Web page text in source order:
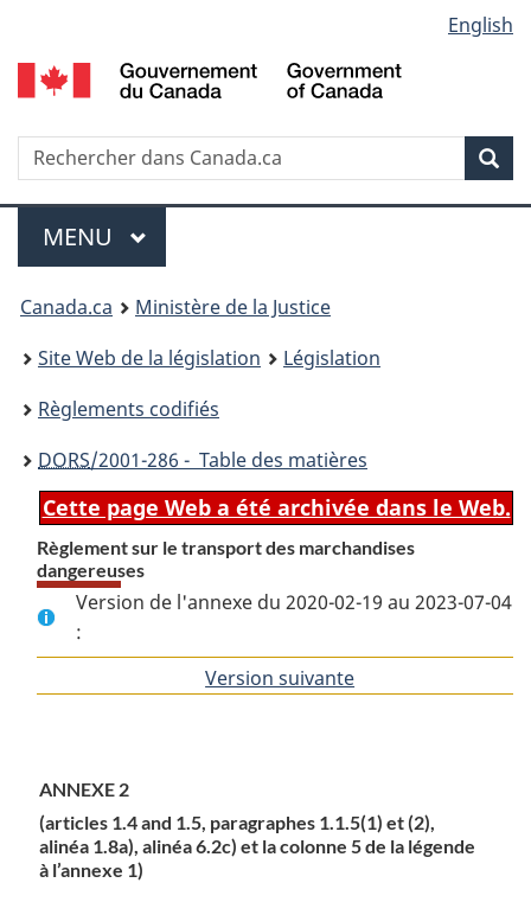
au
contenu
propos
de
la
HTML
simplifiée
selection
English
Recherche
Menu
MENU PRINCIPAL
You
are
here:
Canada.ca
Ministère de la Justice
Site Web de la législation
Législation
Règlements codifiés
DORS/2001-286 - Table des matières
Cette page Web a été archivée dans le Web.
Règlement sur le transport des marchandises
dangereuses
Version de l'annexe du 2020-02-19 au 2023-07-04
:
Version suivante
ANNEXE 2
(articles 1.4 and 1.5, paragraphes 1.1.5(1) et (2),
alinéa 1.8a), alinéa 6.2c) et la colonne 5 de la légende
à l’annexe 1)